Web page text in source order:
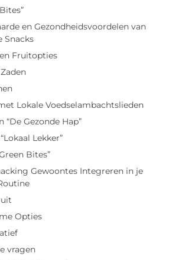
en Gezondheidsvoordelen van
Snacks
Fruitopties
Lokale Voedselambachtslieden
“De Gezonde Hap”
Lekker”
Bites”
Gewoontes Integreren in je
Opties
vragen